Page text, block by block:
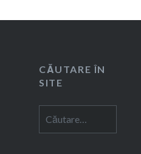
CĂUTARE ÎN
SITE
după: